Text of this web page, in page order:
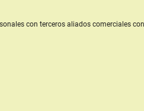
con terceros aliados comerciales